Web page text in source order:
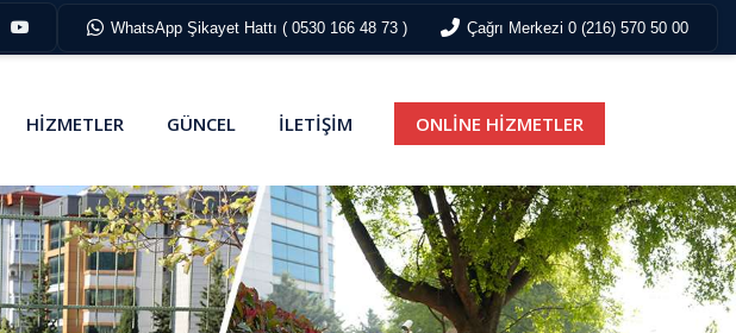
WhatsApp Şikayet Hattı ( 0530 166 48 73 ) Çağrı Merkezi 0 (216) 570 50 00
HİZMETLER GÜNCEL İLETİŞİM ONLİNE HİZMETLER